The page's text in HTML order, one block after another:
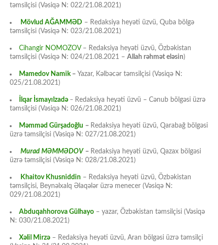
təmsilçisi (Vəsiqə N: 022/21.08.2021)
Mövlud AĞAMMƏD – Redaksiya heyəti üzvü, Quba bölgə
təmsilçisi (Vəsiqə N: 023/21.08.2021)
Cihangir NOMOZOV– Redaksiya heyəti üzvü, Özbəkistan
təmsilçisi (Vəsiqə N: 024/21.08.2021 – Allah rəhmət eləsin)
Mamedov Namik– Yazar, Kəlbəcər təmsilçisi (Vəsiqə N:
025/21.08.2021)
İlqar İsmayılzadə – Redaksiya heyəti üzvü – Cənub bölgəsi üzrə
təmsilçisi (Vəsiqə N: 026/21.08.2021)
Məmməd Gürşadoğlu – Redaksiya heyəti üzvü, Qarabağ bölgəsi
üzrə təmsilçisi (Vəsiqə N: 027/21.08.2021)
Murad MƏMMƏDOV – Redaksiya heyəti üzvü, Qazax bölgəsi
üzrə təmsilçisi (Vəsiqə N: 028/21.08.2021)
Khaitov Khusniddin – Redaksiya heyəti üzvü, Özbəkistan
təmsilçisi, Beynəlxalq Əlaqələr üzrə menecer (Vəsiqə N:
029/21.08.2021)
Abduqahhorova Gülhayo – yazar, Özbəkistan təmsilçisi (Vəsiqə
N: 030/21.08.2021)
Xəlil Mirzə – Redaksiya heyəti üzvü, Aran bölgəsi üzrə təmsilçi